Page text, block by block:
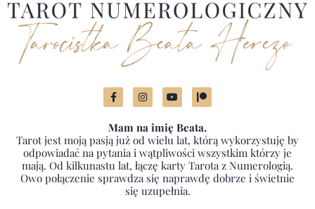
Mam na imię Beata.
Tarot jest moją pasją już od wielu lat, którą wykorzystuję by
odpowiadać na pytania i wątpliwości wszystkim którzy je
mają. Od kilkunastu lat, łączę karty Tarota z Numerologią.
Owo połączenie sprawdza się naprawdę dobrze i świetnie
się uzupełnia.